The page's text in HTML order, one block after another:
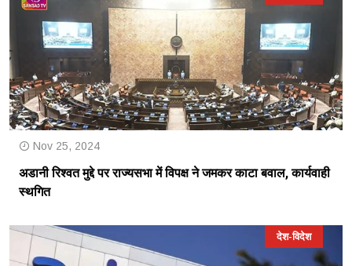
Nov 25, 2024
अडानी रिश्वत मुद्दे पर राज्यसभा में विपक्ष ने जमकर काटा बवाल, कार्यवाही
स्थगित
देश-विदेश